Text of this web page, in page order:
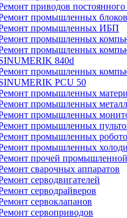
приводов постоянного
промышленных
промышленных ИБП
промышленных
промышленных
840d
промышленных
PCU 50
промышленных
промышленных
промышленных
промышленных
промышленных
промышленных
прочей
сварочных аппаратов
серводвигателей
серводрайверов
сервоклапанов
сервоприводов